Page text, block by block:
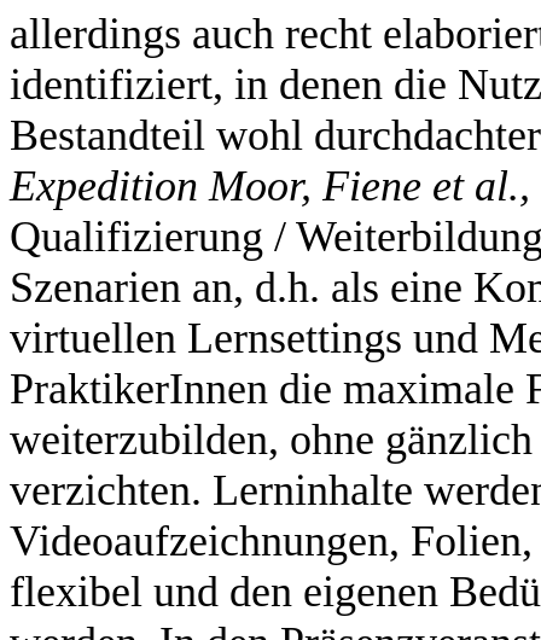
allerdings auch recht
identifiziert, in denen die
Bestandteil wohl
Expedition Moor, Fiene et al.,
Qualifizierung /
Szenarien an, d.h. als eine
virtuellen Lernsettings und
PraktikerInnen die maximale
weiterzubilden, ohne
verzichten. Lerninhalte
Videoaufzeichnungen,
flexibel und den eigenen